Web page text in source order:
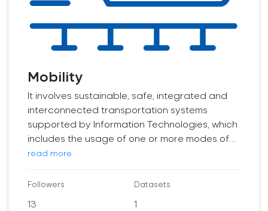
Mobility
It involves sustainable, safe, integrated and
interconnected transportation systems
supported by Information Technologies, which
includes the usage of one or more modes of...
read more
Followers
13
Datasets
1